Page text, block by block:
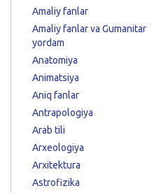
Amaliy fanlar
Amaliy fanlar va Gumanitar
yordam
Anatomiya
Animatsiya
Aniq fanlar
Antrapologiya
Arab tili
Arxeologiya
Arxitektura
Astrofizika